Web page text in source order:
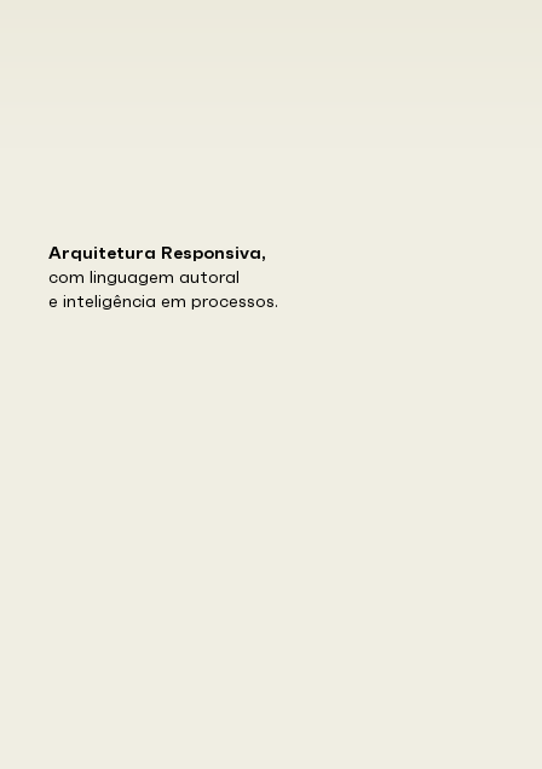
Arquitetura Responsiva,
com linguagem autoral
e inteligência em processos.